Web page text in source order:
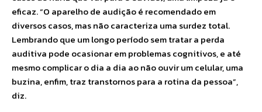
eficaz. “O aparelho de audição é recomendado em
diversos casos, mas não caracteriza uma surdez total.
Lembrando que um longo período sem tratar a perda
auditiva pode ocasionar em problemas cognitivos, e até
mesmo complicar o dia a dia ao não ouvir um celular, uma
buzina, enfim, traz transtornos para a rotina da pessoa”,
diz.